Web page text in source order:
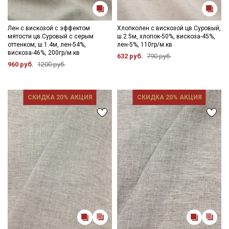
Лен с вискозой с эффектом
мятости цв.Суровый с серым
оттенком, ш.1.4м, лен-54%,
вискоза-46%, 200гр/м.кв
960 руб. 1200 руб.
Хлопколен с вискозой цв.Суровый,
ш.2.5м, хлопок-50%, вискоза-45%,
лен-5%, 110гр/м.кв
632 руб. 790 руб.
СКИДКА 20% АКЦИЯ СКИДКА 20% АКЦИЯ